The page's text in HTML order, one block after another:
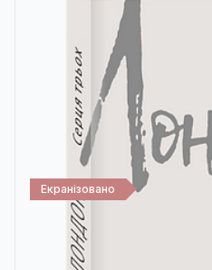
Екранізовано